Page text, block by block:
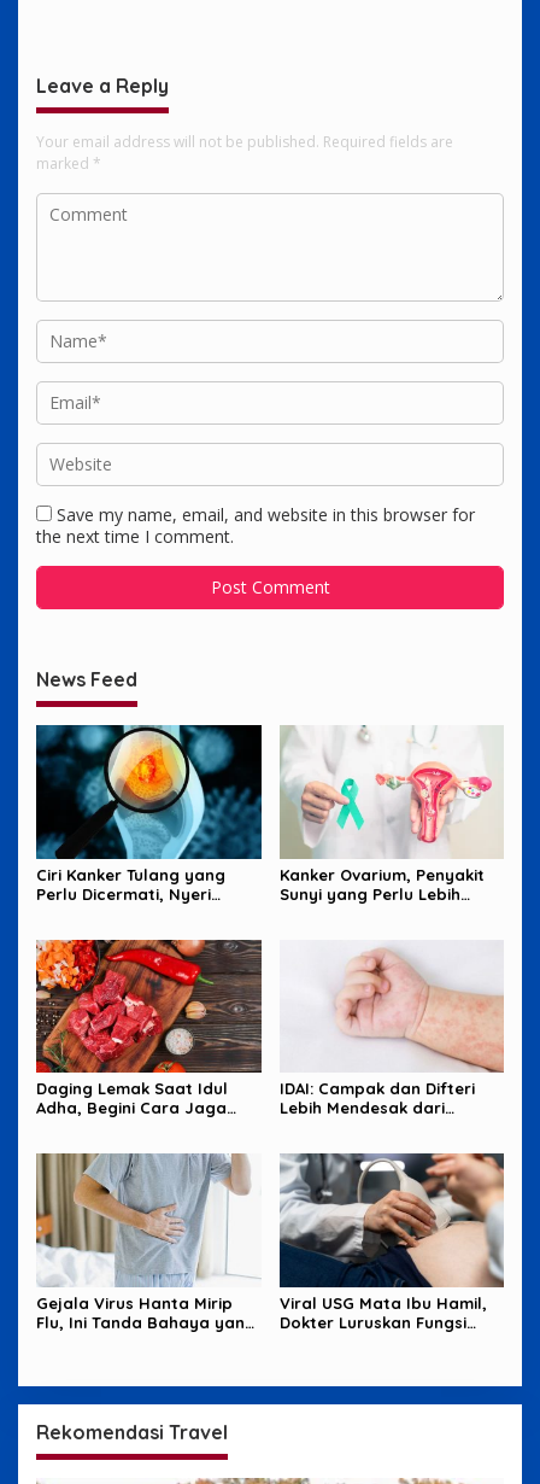
Leave a Reply
Your email address will not be published. Required fields are
marked *
Save my name, email, and website in this browser for
the next time I comment.
News Feed
Ciri Kanker Tulang yang
Perlu Dicermati, Nyeri
Kanker Ovarium, Penyakit
Sunyi yang Perlu Lebih
Daging Lemak Saat Idul
Adha, Begini Cara Jaga
IDAI: Campak dan Difteri
Lebih Mendesak dari
Gejala Virus Hanta Mirip
Flu, Ini Tanda Bahaya yang
Viral USG Mata Ibu Hamil,
Dokter Luruskan Fungsi
Rekomendasi Travel